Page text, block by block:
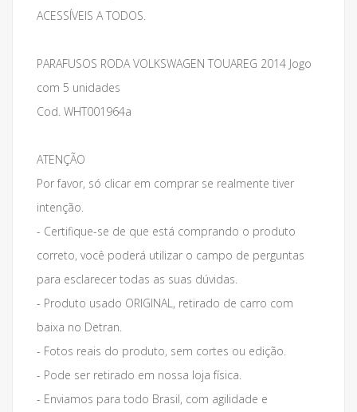
ACESSÍVEIS A TODOS.
PARAFUSOS RODA VOLKSWAGEN TOUAREG 2014 Jogo
com 5 unidades
Cod. WHT001964a
ATENÇÃO
Por favor, só clicar em comprar se realmente tiver
intenção.
- Certifique-se de que está comprando o produto
correto, você poderá utilizar o campo de perguntas
para esclarecer todas as suas dúvidas.
- Produto usado ORIGINAL, retirado de carro com
baixa no Detran.
- Fotos reais do produto, sem cortes ou edição.
- Pode ser retirado em nossa loja física.
- Enviamos para todo Brasil, com agilidade e